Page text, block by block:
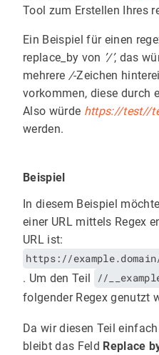
Tool zum Erstellen Ihres
Ein Beispiel für einen
replace_by von ’/’, das
mehrere /-Zeichen
vorkommen, diese durch
Also würde https://test//
werden.
Beispiel
In diesem Beispiel
einer URL mittels Regex
URL ist:
https://
. Um den Teil
//
folgender Regex genutzt
Da wir diesen Teil
bleibt das Feld Replace